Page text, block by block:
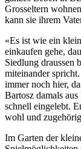
Grosseltern
kann sie ihrem
«Es ist wie ein
einkaufen gehe,
Siedlung draussen
miteinander
immer noch hier,
Bartosz damals
schnell eingelebt.
wohl und
Im Garten der